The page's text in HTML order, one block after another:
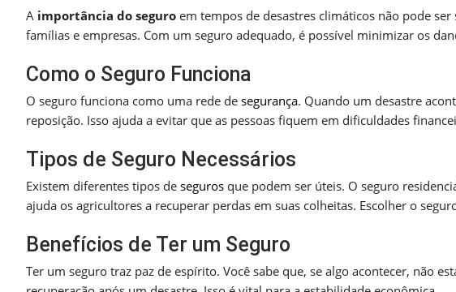
A importância do seguro em tempos de desastres climáticos não pode
famílias e empresas. Com um seguro adequado, é possível minimizar os
Como o Seguro Funciona
O seguro funciona como uma rede de segurança. Quando um desastre
reposição. Isso ajuda a evitar que as pessoas fiquem em dificuldades
Tipos de Seguro Necessários
Existem diferentes tipos de seguros que podem ser úteis. O seguro
ajuda os agricultores a recuperar perdas em suas colheitas. Escolher o
Benefícios de Ter um Seguro
Ter um seguro traz paz de espírito. Você sabe que, se algo acontecer, não